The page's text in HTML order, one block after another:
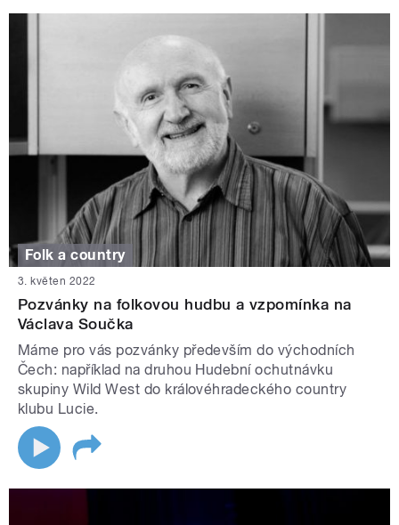
Folk a country
3. květen 2022
Pozvánky na folkovou hudbu a vzpomínka na
Václava Součka
Máme pro vás pozvánky především do východních
Čech: například na druhou Hudební ochutnávku
skupiny Wild West do královéhradeckého country
klubu Lucie.